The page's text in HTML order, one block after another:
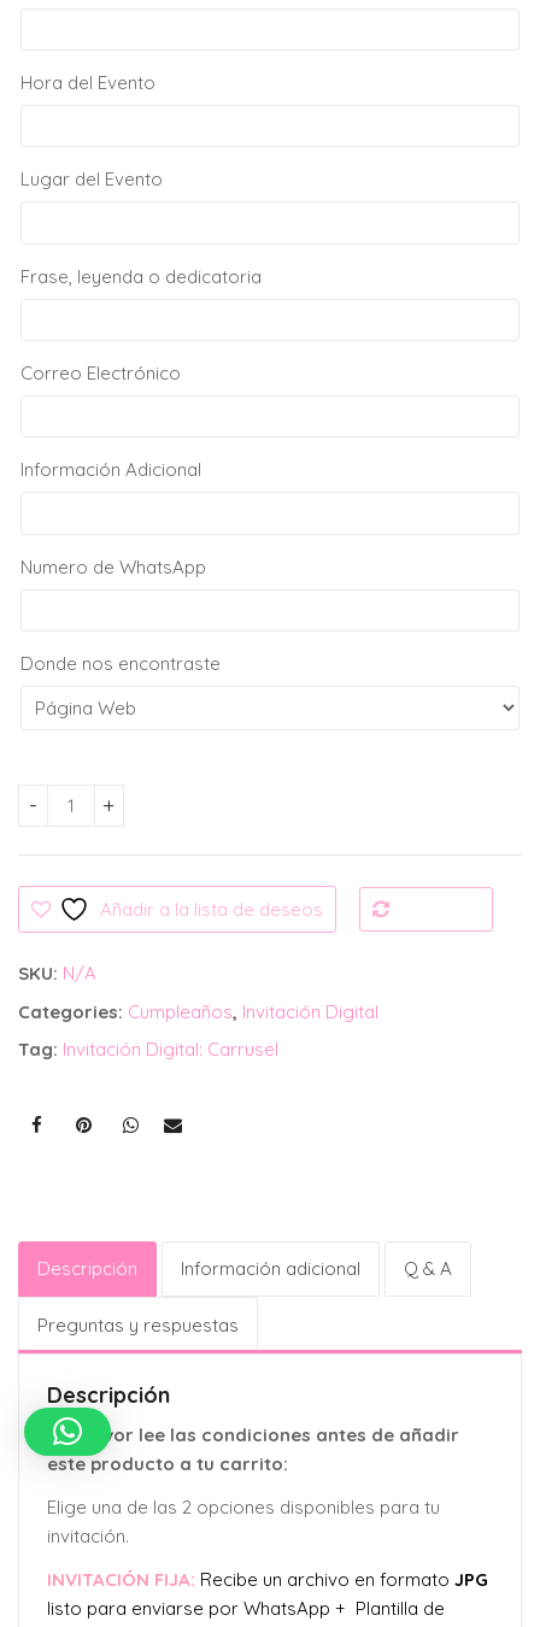
Hora del Evento
Lugar del Evento
Frase, leyenda o dedicatoria
Correo Electrónico
Información Adicional
Numero de WhatsApp
Donde nos encontraste
Invitación Digital: Carrusel cantidad
Añadir a la lista de deseos
SKU: N/A
Categories: Cumpleaños, Invitación Digital
Tag: Invitación Digital: Carrusel
Descripción Información adicional Q & A
Preguntas y respuestas
Descripción
Por favor lee las condiciones antes de añadir
este producto a tu carrito:
Elige una de las 2 opciones disponibles para tu
invitación.
INVITACIÓN FIJA: Recibe un archivo en formato JPG
listo para enviarse por WhatsApp + Plantilla de